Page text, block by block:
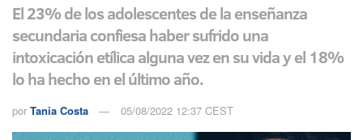
El 23% de los adolescentes de la enseñanza
secundaria confiesa haber sufrido una
intoxicación etílica alguna vez en su vida y el 18%
lo ha hecho en el último año.
por Tania Costa 05/08/2022 12:37 CEST